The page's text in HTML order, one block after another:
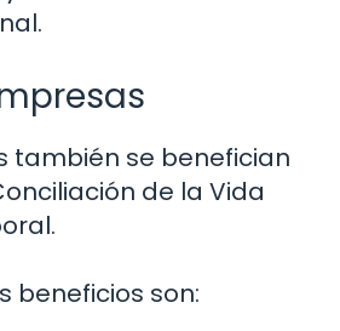
también se benefician
de la Vida
beneficios son: